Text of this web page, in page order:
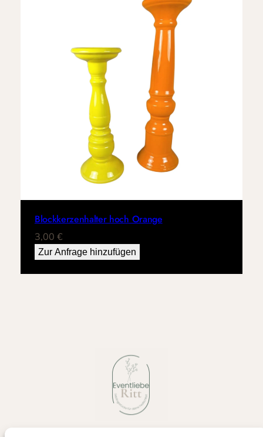
Blockkerzenhalter hoch Orange
3,00 €
Zur Anfrage hinzufügen